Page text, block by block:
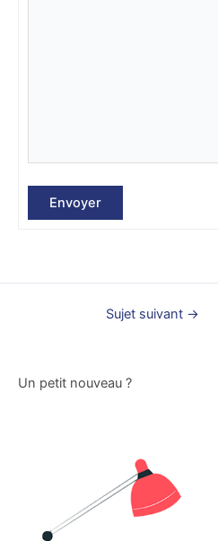
Envoyer
Sujet suivant →
Un petit nouveau ?